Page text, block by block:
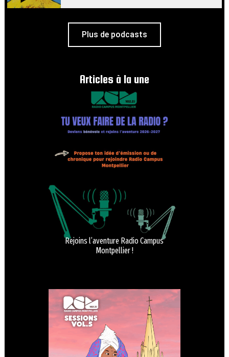
Plus de podcasts
Articles à la une
Rejoins l’aventure Radio Campus
Montpellier !